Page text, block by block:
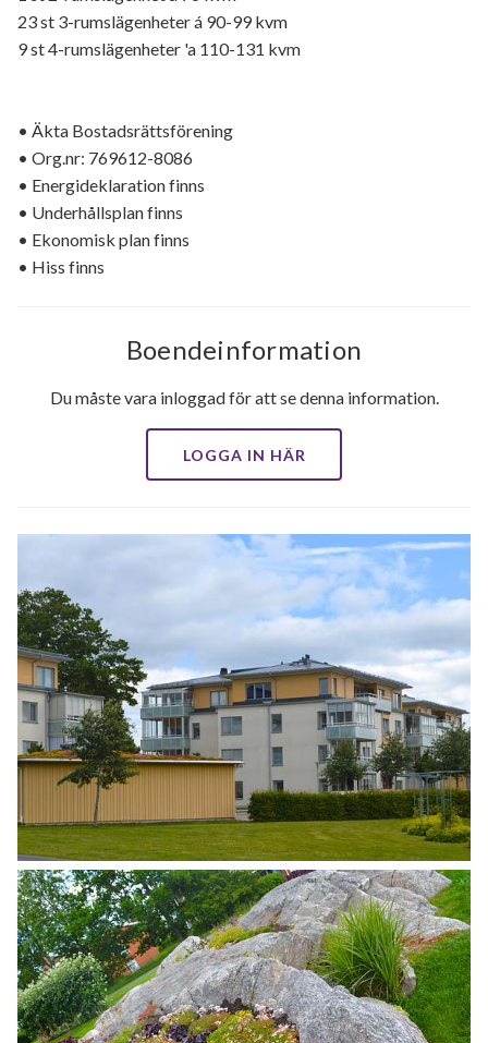
23 st 3-rumslägenheter á 90-99 kvm
9 st 4-rumslägenheter 'a 110-131 kvm
• Äkta Bostadsrättsförening
• Org.nr: 769612-8086
• Energideklaration finns
• Underhållsplan finns
• Ekonomisk plan finns
• Hiss finns
Boendeinformation
Du måste vara inloggad för att se denna information.
LOGGA IN HÄR